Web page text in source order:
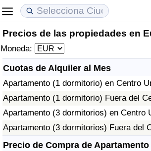
Precios de las propiedades en
Moneda:
Cuotas de Alquiler al Mes
Apartamento (1 dormitorio) en Centro
Apartamento (1 dormitorio) Fuera del
Apartamento (3 dormitorios) en Centro
Apartamento (3 dormitorios) Fuera del
Precio de Compra de Apartamento
Coste de vida
Índice de Costo de Vida (Actual)
Índice de Costo de Vida
Índice de costo de vida por país
Precios de las propiedades
Índice de Precios de Inmuebles
Índice de Precios de Inmuebles
Índice de Precios de Inmuebles por
Calidad de Vida
Índice de Calidad de Vida
Índice de Calidad de Vida (Actual)
Índice de calidad de vida por país